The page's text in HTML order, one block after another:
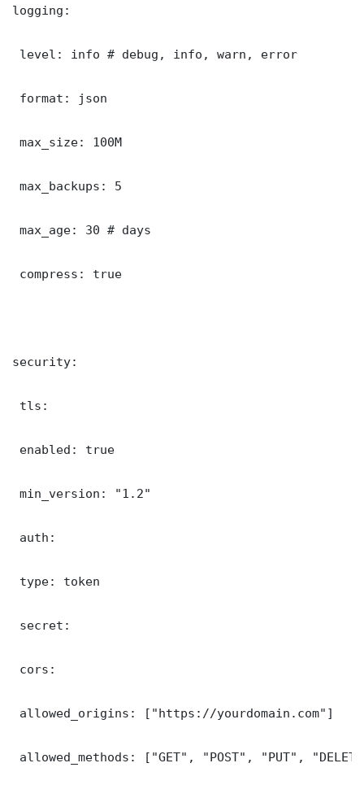
logging:
level: info # debug, info, warn, error
format: json
max_size: 100M
max_backups: 5
max_age: 30 # days
compress: true
security:
tls:
enabled: true
min_version: "1.2"
auth:
type: token
secret:
cors:
allowed_origins: ["https://yourdomain.com"]
allowed_methods: ["GET", "POST", "PUT",